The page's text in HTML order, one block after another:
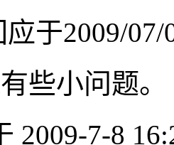
应于2009/07/
些小问题。
2009-7-8